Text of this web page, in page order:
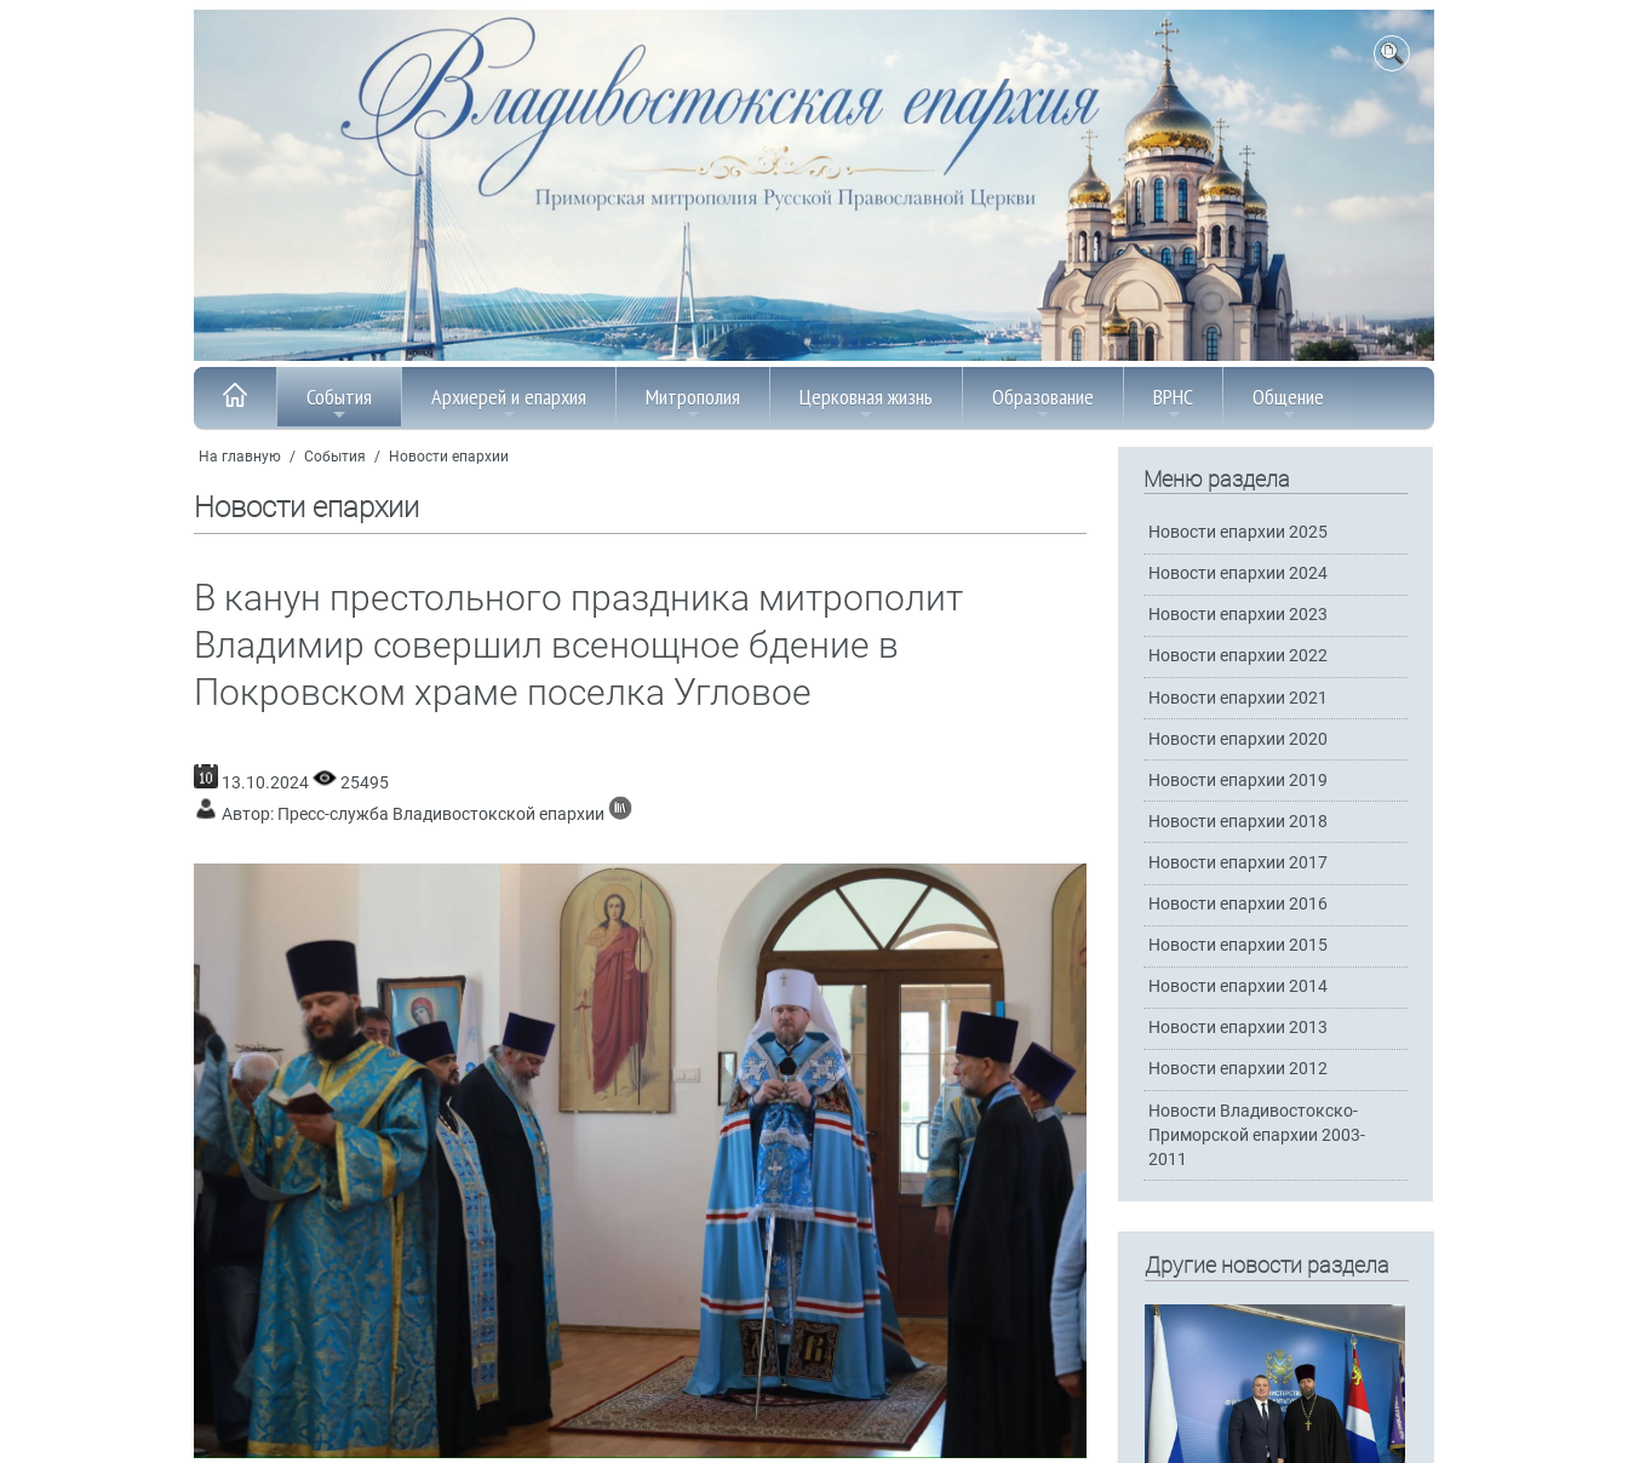
События Архиерей и епархия Митрополия Церковная жизнь Образование ВРНС Общение
На главную / События / Новости епархии
Новости епархии
В канун престольного праздника митрополит
Владимир совершил всенощное бдение в
Покровском храме поселка Угловое
13.10.2024
25495
Автор: Пресс-служба Владивостокской епархии
Меню раздела
Новости епархии 2025
Новости епархии 2024
Новости епархии 2023
Новости епархии 2022
Новости епархии 2021
Новости епархии 2020
Новости епархии 2019
Новости епархии 2018
Новости епархии 2017
Новости епархии 2016
Новости епархии 2015
Новости епархии 2014
Новости епархии 2013
Новости епархии 2012
Новости Владивостокско-
Приморской епархии 2003-
2011
Другие новости раздела